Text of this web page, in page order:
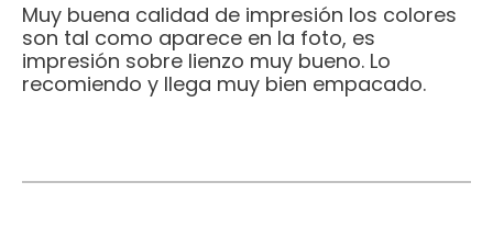
Muy buena calidad de impresión los colores
son tal como aparece en la foto, es
impresión sobre lienzo muy bueno. Lo
recomiendo y llega muy bien empacado.